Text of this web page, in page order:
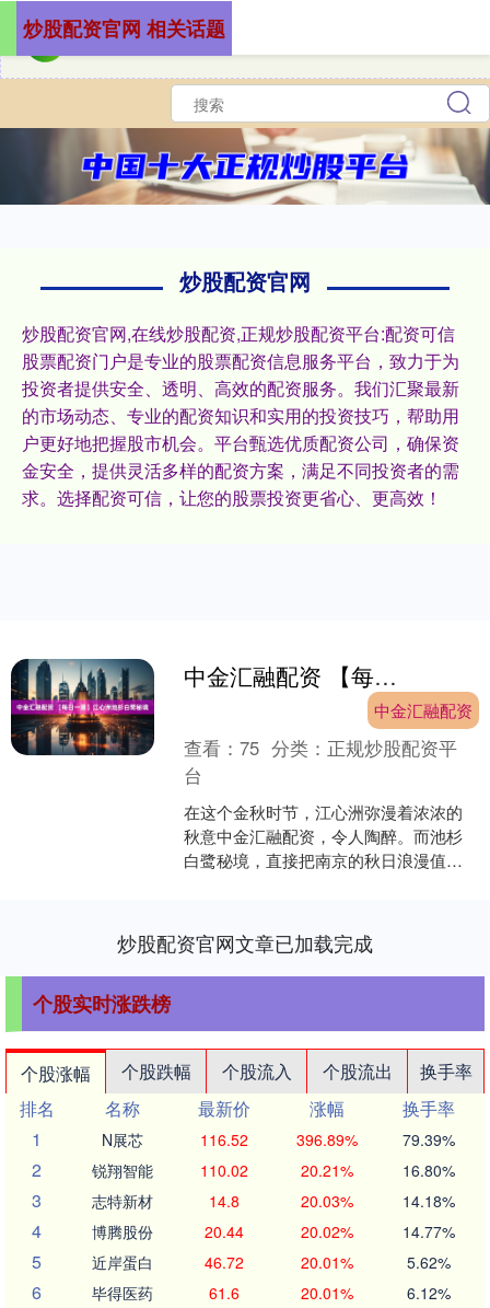
炒股配资官网
炒股配资官网,在线炒股配资,正规炒股配资平台:配资可信
股票配资门户是专业的股票配资信息服务平台，致力于为
投资者提供安全、透明、高效的配资服务。我们汇聚最新
的市场动态、专业的配资知识和实用的投资技巧，帮助用
户更好地把握股市机会。平台甄选优质配资公司，确保资
金安全，提供灵活多样的配资方案，满足不同投资者的需
求。选择配资可信，让您的股票投资更省心、更高效！
炒股配资官网 相关话题
中金汇融配资 【每日一景】江心洲池杉白鹭秘境
中金汇融配资
查看：75 分类： 正规炒股配资平
台
在这个金秋时节，江心洲弥漫着浓浓的
秋意中金汇融配资，令人陶醉。而池杉
白鹭秘境，直接把南京的秋日浪漫值拉
炒股配资官网文章已加载完成
个股实时涨跌榜
个股涨幅 个股跌幅 个股流入 个股流出
换手率
排名
名称 最新价 涨幅
换手率
1
N展芯 116.52 396.89% 79.39%
2 锐翔智能 110.02 20.21% 16.80%
3 志特新材 14.8 20.03% 14.18%
4 博腾股份 20.44 20.02% 14.77%
5 近岸蛋白 46.72 20.01% 5.62%
6 毕得医药 61.6 20.01% 6.12%